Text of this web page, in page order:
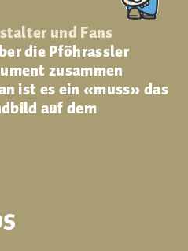
und Fans
die Pföhrassler
zusammen
ist es ein «muss» das
auf dem